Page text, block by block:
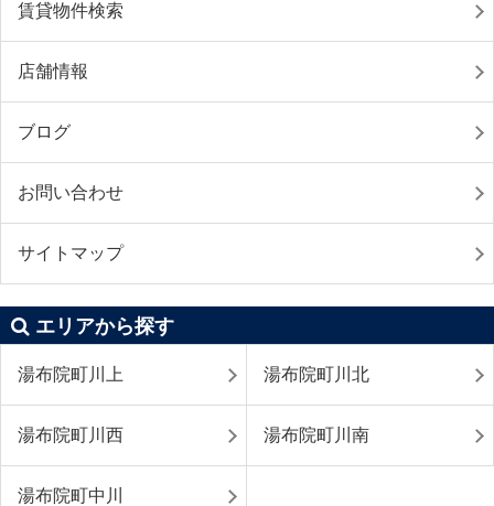
賃貸物件検索
店舗情報
ブログ
お問い合わせ
サイトマップ
エリアから探す
湯布院町川上 湯布院町川北
湯布院町川西 湯布院町川南
湯布院町中川